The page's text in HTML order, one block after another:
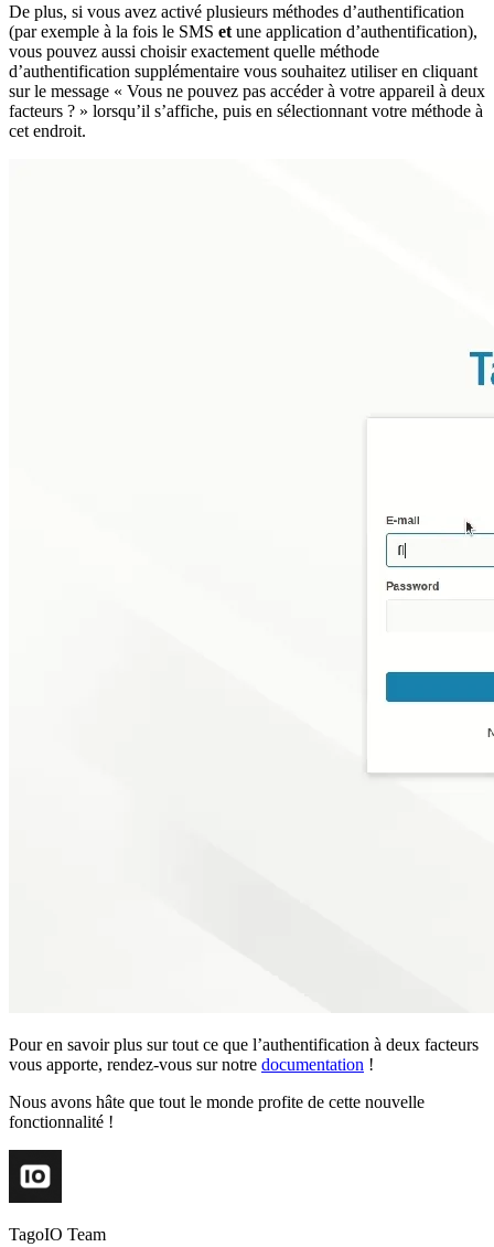
De plus, si vous avez activé plusieurs méthodes d’authentification
(par exemple à la fois le SMS et une application d’authentification),
vous pouvez aussi choisir exactement quelle méthode
d’authentification supplémentaire vous souhaitez utiliser en cliquant
sur le message « Vous ne pouvez pas accéder à votre appareil à deux
facteurs ? » lorsqu’il s’affiche, puis en sélectionnant votre méthode à
cet endroit.
Pour en savoir plus sur tout ce que l’authentification à deux facteurs
vous apporte, rendez-vous sur notre documentation !
Nous avons hâte que tout le monde profite de cette nouvelle
fonctionnalité !
TagoIO Team